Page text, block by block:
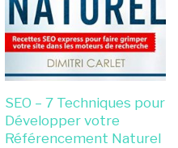
SEO – 7 Techniques pour
Développer votre
Référencement Naturel